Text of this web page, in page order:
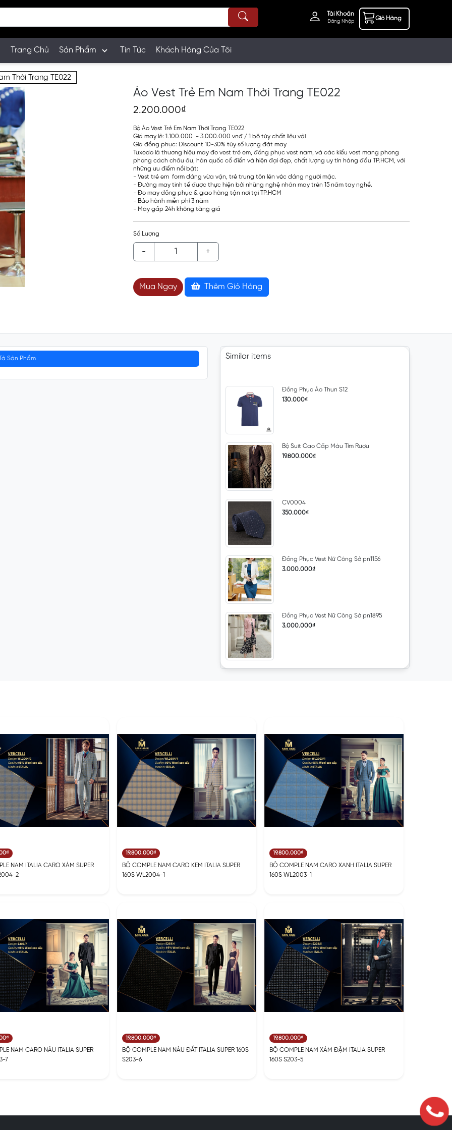
Tài Khoản
Đăng Nhập Giỏ Hàng
Trang Chủ Sản Phẩm Tin Tức Khách Hàng Của Tôi
Thời Trang TE022
Áo Vest Trẻ Em Nam Thời Trang TE022
2.200.000₫
Bộ Áo Vest Trẻ Em Nam Thời Trang TE022
Giá may lẻ: 1.100.000 - 3.000.000 vnđ / 1 bộ tùy chất liệu vải
Giá đồng phục: Discount 10-30% tùy số lượng đặt may
Tuxedo là thương hiệu may đo vest trẻ em, đồng phục vest nam, và các kiểu vest mang phong
phong cách châu âu, hàn quốc cổ điển và hiện đại đẹp, chất lượng uy tín hàng đầu TP.HCM, với
những ưu điểm nổi bật:
- Vest trẻ em form dáng vừa vặn, trẻ trung tôn lên vóc dáng người mặc.
- Đường may tinh tế được thực hiện bởi những nghệ nhân may trên 15 năm tay nghề.
- Đo may đồng phục & giao hàng tận nơi tại TP.HCM
- Bảo hành miễn phí 3 năm
- May gấp 24h không tăng giá
Số Lượng
- +
Mua Ngay Thêm Giỏ Hàng
Sản Phẩm Similar items
Đồng Phục Áo Thun S12
130.000₫
Bộ Suit Cao Cấp Màu Tím Rượu
19.800.000₫
CV0004
350.000₫
Đồng Phục Vest Nữ Công Sở pn1156
3.000.000₫
Đồng Phục Vest Nữ Công Sở pn1895
3.000.000₫
NAM ITALIA CARO XÁM SUPER
2
19.800.000₫
BỘ COMPLE NAM CARO KEM ITALIA SUPER
160S WL2004-1
19.800.000₫
BỘ COMPLE NAM CARO XANH ITALIA SUPER
160S WL2003-1
NAM CARO NÂU ITALIA SUPER
7
19.800.000₫
BỘ COMPLE NAM NÂU ĐẤT ITALIA SUPER 160S
S203-6
19.800.000₫
BỘ COMPLE NAM XÁM ĐẬM ITALIA SUPER
160S S203-5